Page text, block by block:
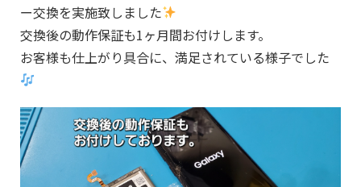
ー交換を実施致しました
交換後の動作保証も1ヶ月間お付けします。
お客様も仕上がり具合に、満足されている様子でした